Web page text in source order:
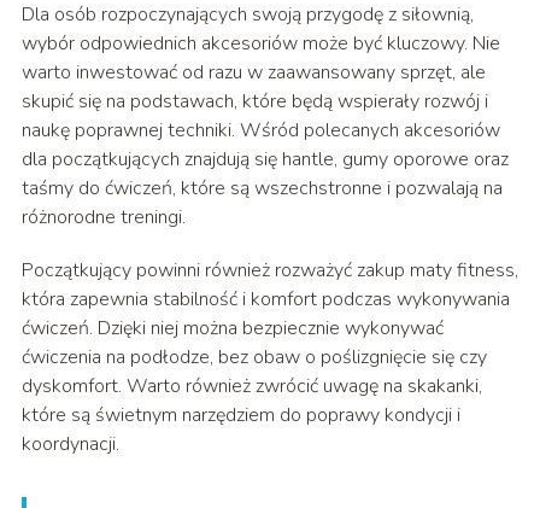
Dla osób rozpoczynających swoją przygodę z siłownią,
wybór odpowiednich akcesoriów może być kluczowy. Nie
warto inwestować od razu w zaawansowany sprzęt, ale
skupić się na podstawach, które będą wspierały rozwój i
naukę poprawnej techniki. Wśród polecanych akcesoriów
dla początkujących znajdują się hantle, gumy oporowe oraz
taśmy do ćwiczeń, które są wszechstronne i pozwalają na
różnorodne treningi.
Początkujący powinni również rozważyć zakup maty fitness,
która zapewnia stabilność i komfort podczas wykonywania
ćwiczeń. Dzięki niej można bezpiecznie wykonywać
ćwiczenia na podłodze, bez obaw o poślizgnięcie się czy
dyskomfort. Warto również zwrócić uwagę na skakanki,
które są świetnym narzędziem do poprawy kondycji i
koordynacji.